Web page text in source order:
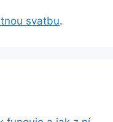
svatbu.